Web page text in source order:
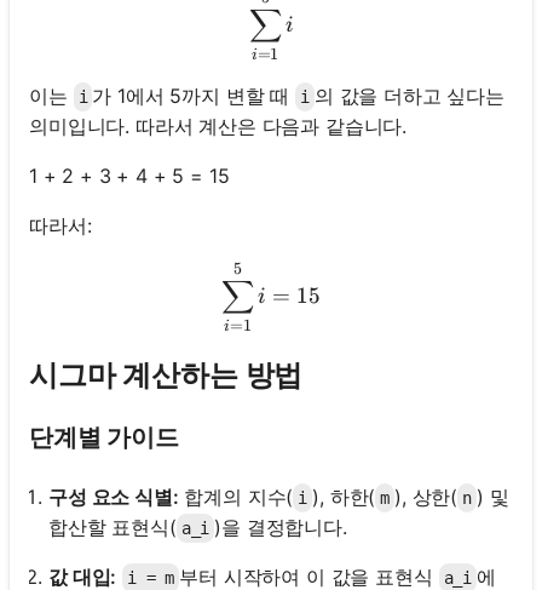
i=1
∑ i
이는 i 가 1에서 5까지 변할 때 i 의 값을 더하고 싶다는
의미입니다. 따라서 계산은 다음과 같습니다.
1 + 2 + 3 + 4 + 5 = 15
따라서:
i=1
∑
5
i = 15
시그마 계산하는 방법
단계별 가이드
구성 요소 식별: 합계의 지수( i ), 하한( m ), 상한( n ) 및
합산할 표현식( a_i )을 결정합니다.
값 대입: i = m 부터 시작하여 이 값을 표현식 a_i 에